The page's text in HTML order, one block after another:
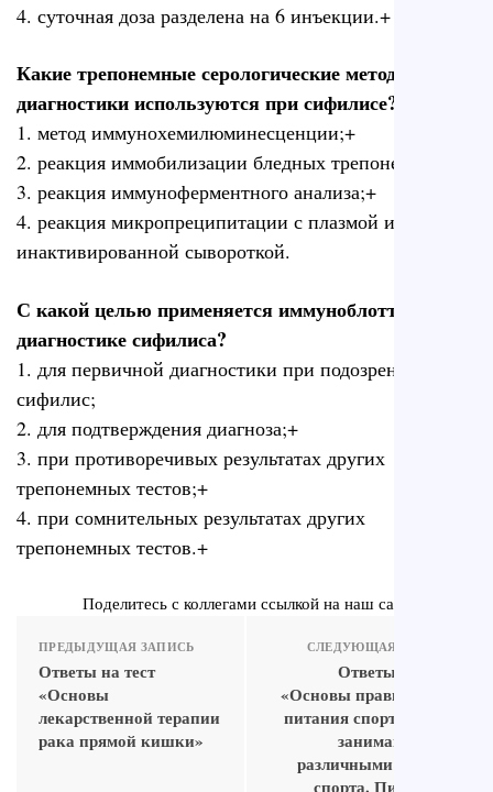
4. суточная доза разделена на 6 инъекции.+
Какие трепонемные серологические методы
диагностики используются при сифилисе?
1. метод иммунохемилюминесценции;+
2. реакция иммобилизации бледных трепонем;+
3. реакция иммуноферментного анализа;+
4. реакция микропреципитации с плазмой и
инактивированной сывороткой.
С какой целью применяется иммуноблоттинг в
диагностике сифилиса?
1. для первичной диагностики при подозрении на
сифилис;
2. для подтверждения диагноза;+
3. при противоречивых результатах других
трепонемных тестов;+
4. при сомнительных результатах других
трепонемных тестов.+
Поделитесь с коллегами ссылкой на наш сайт
ПРЕДЫДУЩАЯ ЗАПИСЬ
Ответы на тест
«Основы
лекарственной терапии
рака прямой кишки»
СЛЕДУЮЩАЯ ЗАПИСЬ
Ответы на тест
«Основы правильного
питания спортсменов,
занимающихся
различными видами
спорта. Питание в